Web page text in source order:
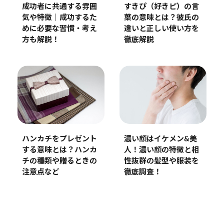
成功者に共通する雰囲
気や特徴｜成功するた
めに必要な習慣・考え
方も解説！
すきぴ（好きピ）の言
葉の意味とは？彼氏の
違いと正しい使い方を
徹底解説
ハンカチをプレゼント
する意味とは？ハンカ
チの種類や贈るときの
注意点など
濃い顔はイケメン&美
人！濃い顔の特徴と相
性抜群の髪型や服装を
徹底調査！